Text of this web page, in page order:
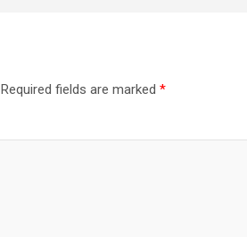
Required fields are marked *